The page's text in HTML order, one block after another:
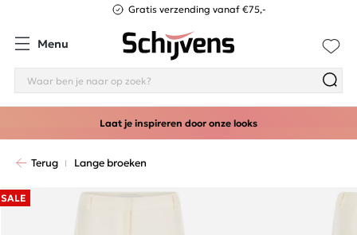
Gratis verzending vanaf €75,-
Menu
Laat je inspireren door onze looks
Terug Lange broeken
SALE